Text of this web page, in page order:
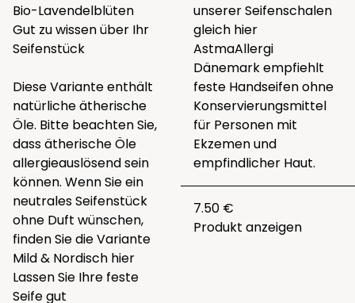
Bio-Lavendelblüten
Gut zu wissen über Ihr
Seifenstück
Diese Variante enthält
natürliche ätherische
Öle. Bitte beachten Sie,
dass ätherische Öle
allergieauslösend sein
können. Wenn Sie ein
neutrales Seifenstück
ohne Duft wünschen,
finden Sie die Variante
Mild & Nordisch hier
Lassen Sie Ihre feste
Seife gut
unserer Seifenschalen
gleich hier
AstmaAllergi
Dänemark empfiehlt
feste Handseifen ohne
Konservierungsmittel
für Personen mit
Ekzemen und
empfindlicher Haut.
7.50 €
Produkt anzeigen